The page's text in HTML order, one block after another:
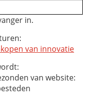
in.
van innovatie
van website: